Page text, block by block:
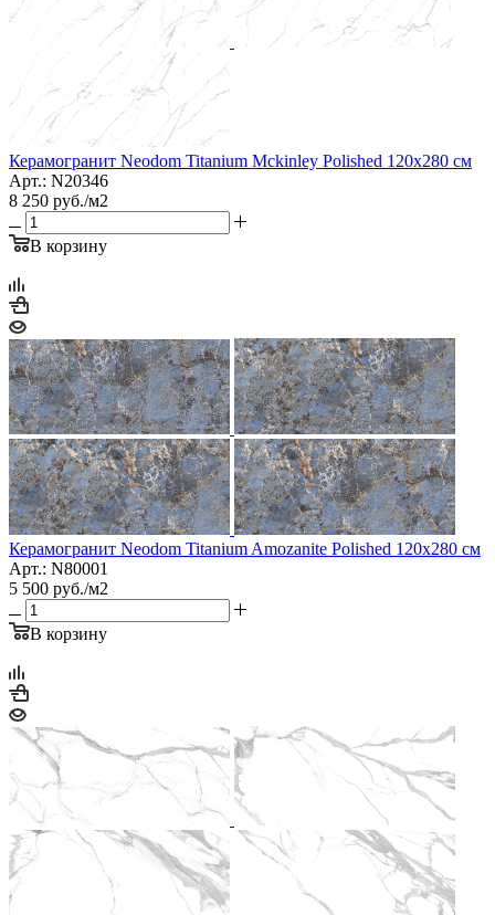
Керамогранит Neodom Titanium Mckinley Polished 120х280 см
Арт.: N20346
8 250 руб./м2
В корзину
Керамогранит Neodom Titanium Amozanite Polished 120х280 см
Арт.: N80001
5 500 руб./м2
В корзину